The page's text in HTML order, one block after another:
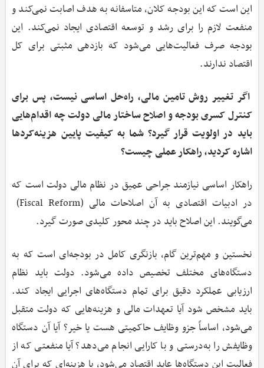
این است که این بودجه کلان، متاسفانه به هدف اصابت نمی‌کند و
منفعت لازم را برای رشد و توسعه اقتصادی ایجاد نمی‌کند. این
بودجه صرف فعالیت‌هایی می‌شود که بازدهی مثبتی برای کل
اقتصاد ندارند.
اگر تغییر روش تامین مالی، راه‌حل اساسی نیست، پس برای
کنترل کسری بودجه و اصلاح ساختار مالی دولت چه اقدام‌هایی
باید در اولویت قرار گیرد؟ شما به کیفیت پایین هزینه‌کردها
اشاره کردید، راهکار عملی چیست؟
راهکار اساسی نیازمند جراحی عمیق در نظام مالی دولت است که
در ادبیات اقتصادی به آن اصلاحات مالی (Fiscal Reform)
می‌گویند. این اصلاح باید در چند محور کلیدی صورت گیرد.
نخستین و مهم‌ترین گام، بازنگری کامل در بودجه‌ای است که به
دستگاه‌های مختلف تخصیص داده می‌شود. دولت باید نظام
ارزیابی عملکرد دقیق برای تمام دستگاه‌های اجرایی ایجاد کند.
باید مشخص شود آیا تعهدات مالی و هزینه‌هایی که دولت متقبل
می‌شود، اساساً جزو وظایف حاکمیتی هست یا خیر؟ آیا آن دستگاه
وظایفش را به‌درستی و با کارایی انجام می‌دهد؟ آیا منفعتی که از
فعالیت این دستگاه‌ها عاید اقتصاد می‌شود، با هزینه‌ای که برای آن